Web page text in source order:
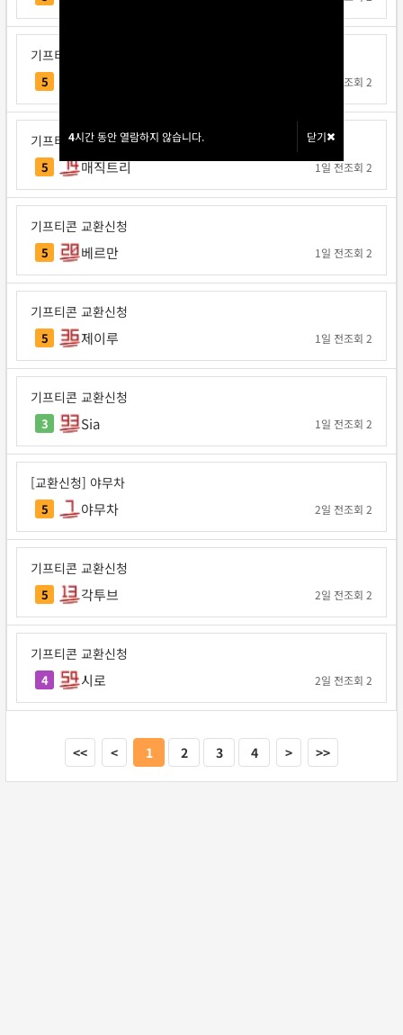
4시간 동안 열람하지 않습니다. 닫기
4시간 동안 열람하지 않습니다. 닫기
기프티콘 교환신청
5 조회 2
기프티콘 교환신청
5 매직트리 1일 전조회 2
기프티콘 교환신청
5 베르만 1일 전조회 2
기프티콘 교환신청
5 제이루 1일 전조회 2
기프티콘 교환신청
3 Sia 1일 전조회 2
[교환신청] 야무차
5 야무차 2일 전조회 2
기프티콘 교환신청
5 각투브 2일 전조회 2
기프티콘 교환신청
4 시로 2일 전조회 2
<< < 1 2 3 4 > >>